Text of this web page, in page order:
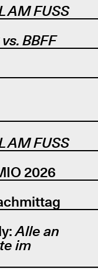
AM FUSS
BBFF
AM FUSS
2026
Alle an
im